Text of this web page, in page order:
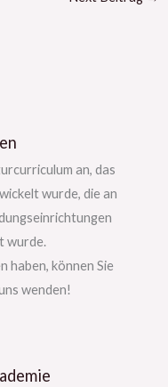
an, das
wurde, die an
wurde.
haben, können Sie
wenden!